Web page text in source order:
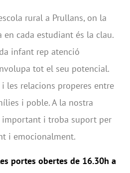
rural a Prullans, on la
cada estudiant és la clau.
infant rep atenció
tot el seu potencial.
les relacions properes entre
i poble. A la nostra
important i troba suport per
i emocionalment.
portes obertes de 16.30h a